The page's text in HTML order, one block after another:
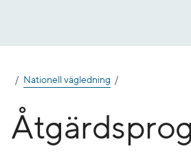
Nationell vägledning